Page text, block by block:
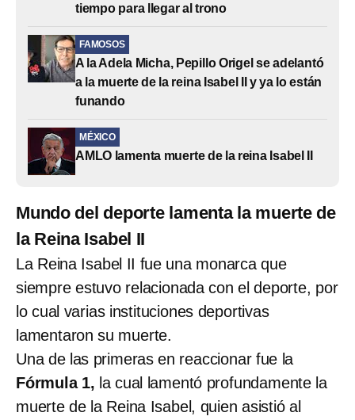
tiempo para llegar al trono
FAMOSOS
A la Adela Micha, Pepillo Origel se adelantó
a la muerte de la reina Isabel II y ya lo están
funando
MÉXICO
AMLO lamenta muerte de la reina Isabel II
Mundo del deporte lamenta la muerte de
la Reina Isabel II
La Reina Isabel II fue una monarca que
siempre estuvo relacionada con el deporte, por
lo cual varias instituciones deportivas
lamentaron su muerte.
Una de las primeras en reaccionar fue la
Fórmula 1, la cual lamentó profundamente la
muerte de la Reina Isabel, quien asistió al